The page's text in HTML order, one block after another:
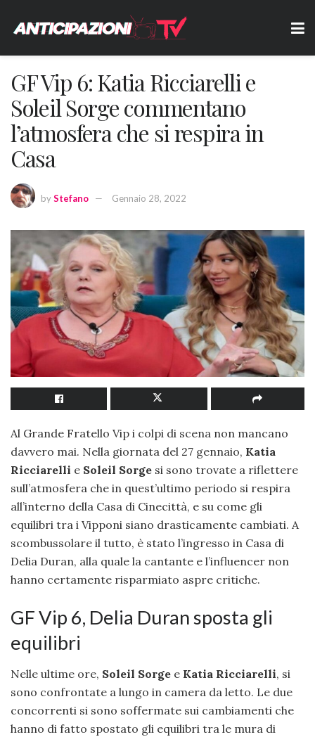
GF Vip 6: Katia Ricciarelli e
Soleil Sorge commentano
l’atmosfera che si respira in
Casa
byStefano Gennaio 28, 2022
Al Grande Fratello Vip i colpi di scena non mancano
davvero mai. Nella giornata del 27 gennaio, Katia
Ricciarelli e Soleil Sorge si sono trovate a riflettere
sull’atmosfera che in quest’ultimo periodo si respira
all’interno della Casa di Cinecittà, e su come gli
equilibri tra i Vipponi siano drasticamente cambiati. A
scombussolare il tutto, è stato l’ingresso in Casa di
Delia Duran, alla quale la cantante e l’influencer non
hanno certamente risparmiato aspre critiche.
GF Vip 6, Delia Duran sposta gli
equilibri
Nelle ultime ore, Soleil Sorge e Katia Ricciarelli, si
sono confrontate a lungo in camera da letto. Le due
concorrenti si sono soffermate sui cambiamenti che
hanno di fatto spostato gli equilibri tra le mura di